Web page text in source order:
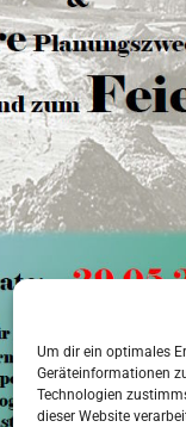
Um dir ein optimales
Geräteinformationen
Technologien
dieser Website